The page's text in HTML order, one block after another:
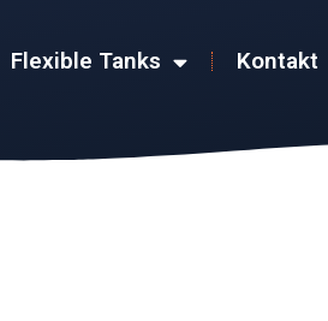
Flexible Tanks Kontakt